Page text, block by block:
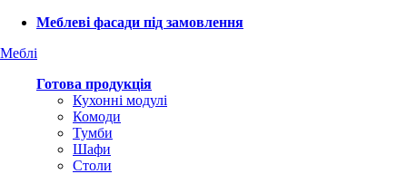
Меблеві фасади під замовлення
Меблі
Готова продукція
Кухонні модулі
Комоди
Тумби
Шафи
Столи